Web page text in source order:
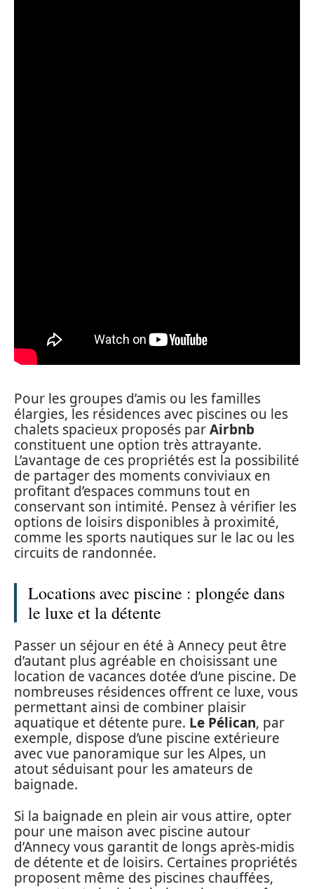
Pour les groupes d’amis ou les familles
élargies, les résidences avec piscines ou les
chalets spacieux proposés parAirbnb
constituent une option très attrayante.
L’avantage de ces propriétés est la possibilité
de partager des moments conviviaux en
profitant d’espaces communs tout en
conservant son intimité. Pensez à vérifier les
options de loisirs disponibles à proximité,
comme les sports nautiques sur le lac ou les
circuits de randonnée.
Locations avec piscine : plongée dans
le luxe et la détente
Passer un séjour en été à Annecy peut être
d’autant plus agréable en choisissant une
location de vacances dotée d’une piscine. De
nombreuses résidences offrent ce luxe, vous
permettant ainsi de combiner plaisir
aquatique et détente pure. Le Pélican, par
exemple, dispose d’une piscine extérieure
avec vue panoramique sur les Alpes, un
atout séduisant pour les amateurs de
baignade.
Si la baignade en plein air vous attire, opter
pour une maison avec piscine autour
d’Annecy vous garantit de longs après-midis
de détente et de loisirs. Certaines propriétés
proposent même des piscines chauffées,